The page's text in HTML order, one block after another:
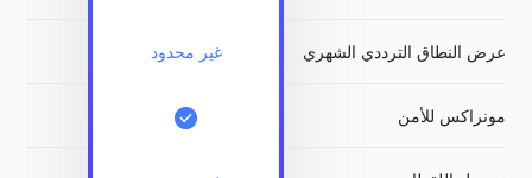
عرض النطاق الترددي الشهري
مونراكس للأمن
غير محدود